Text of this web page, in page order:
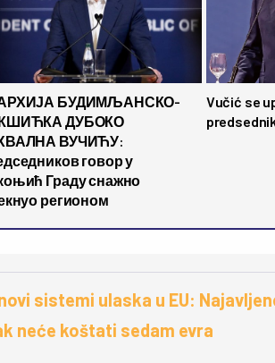
БУДИМЉАНСКО-
ДУБОКО
ВУЧИЋУ:
говор у
Граду снажно
регионом
Vučić se
sistemi ulaska u EU:
neće koštati sedam evra